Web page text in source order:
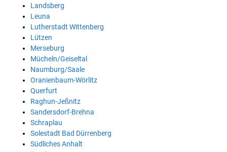
Landsberg
Leuna
Lutherstadt Wittenberg
Lützen
Merseburg
Mücheln/Geiseltal
Naumburg/Saale
Oranienbaum-Wörlitz
Querfurt
Raghun-Jeßnitz
Sandersdorf-Brehna
Schraplau
Solestadt Bad Dürrenberg
Südliches Anhalt